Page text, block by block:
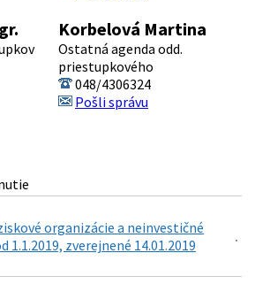
Korbelová Martina
Ostatná agenda odd.
priestupkového
048/4306324
Pošli správu
organizácie a neinvestičné
1.1.2019, zverejnené 14.01.2019